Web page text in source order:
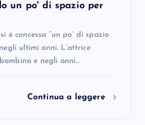
un po' di spazio per
è concessa “un po’ di spazio
ultimi anni. L’attrice
e negli anni…
Continua a leggere